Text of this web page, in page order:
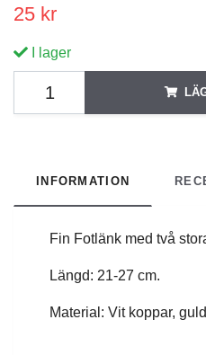
25 kr
I lager
INFORMATION
Fin Fotlänk med två
Längd: 21-27 cm.
Material: Vit koppar,